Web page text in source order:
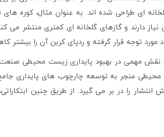
ای طراحی شده اند. به عنوان مثال، کوره های
دارند و گازهای گلخانه ای کمتری منتشر می
مورد توجه قرار گرفته و ردپای کربن آن را
نقش مهمی در بهبود پایداری زیست محیطی
محیطی منجر به توسعه چارچوب های پایداری
انتشار را در بر می گیرد. از طریق چنین